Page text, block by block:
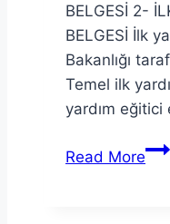
BELGESİ 2-
BELGESİ İlk
Bakanlığı
Temel ilk
yardım
Read Moreİlk